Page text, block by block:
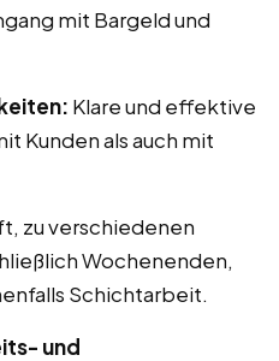
mit Bargeld und
Klare und effektive
Kunden als auch mit
zu verschiedenen
Wochenenden,
Schichtarbeit.
und